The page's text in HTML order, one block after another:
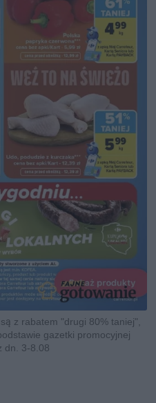
z rabatem "drugi 80% taniej",
gazetki promocyjnej
dn. 3-8.08